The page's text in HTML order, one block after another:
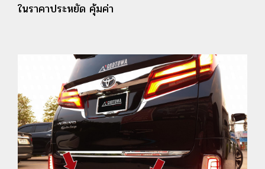
ในราคาประหยัด คุ้มค่า